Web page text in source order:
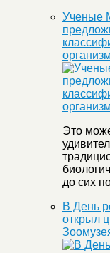
Ученые
Это
до сих
В День
открыл